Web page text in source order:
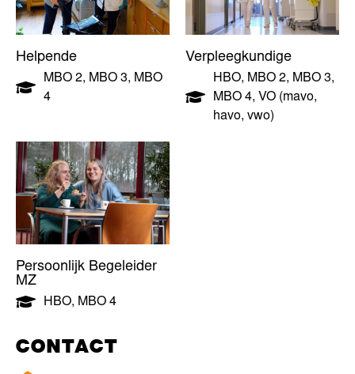
Helpende
MBO 2, MBO 3, MBO
4
Verpleegkundige
HBO, MBO 2, MBO 3,
MBO 4, VO (mavo,
havo, vwo)
Persoonlijk Begeleider
MZ
HBO, MBO 4
CONTACT